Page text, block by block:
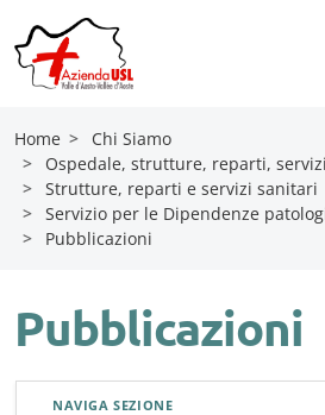
Home >
Chi Siamo
>
Ospedale, strutture, reparti,
> Strutture, reparti e servizi sanitari
> Servizio per le Dipendenze
>
Pubblicazioni
Pubblicazioni
NAVIGA SEZIONE